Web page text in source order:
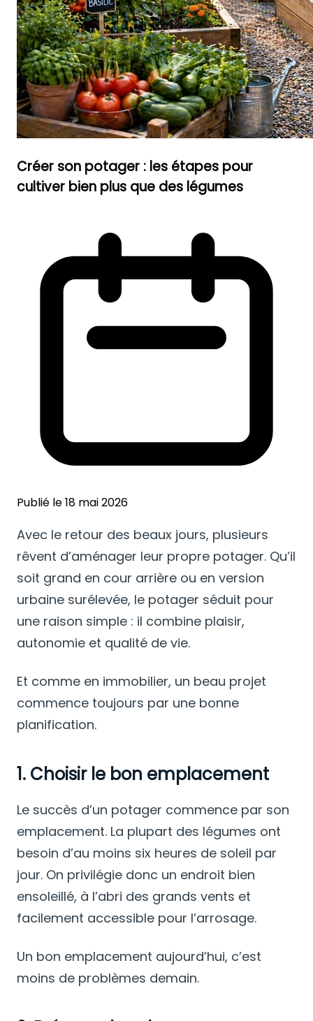
Créer son potager : les étapes pour
cultiver bien plus que des légumes
Publié le 18 mai 2026
Avec le retour des beaux jours, plusieurs
rêvent d’aménager leur propre potager. Qu’il
soit grand en cour arrière ou en version
urbaine surélevée, le potager séduit pour
une raison simple : il combine plaisir,
autonomie et qualité de vie.
Et comme en immobilier, un beau projet
commence toujours par une bonne
planification.
1. Choisir le bon emplacement
Le succès d’un potager commence par son
emplacement. La plupart des légumes ont
besoin d’au moins six heures de soleil par
jour. On privilégie donc un endroit bien
ensoleillé, à l’abri des grands vents et
facilement accessible pour l’arrosage.
Un bon emplacement aujourd’hui, c’est
moins de problèmes demain.